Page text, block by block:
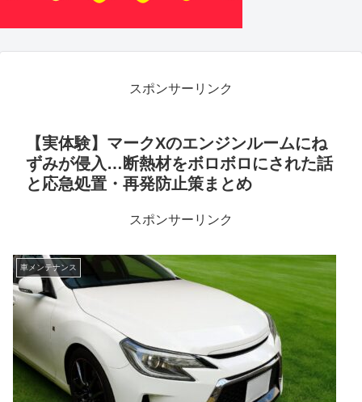
スポンサーリンク
【実体験】マークXのエンジンルームにね
ずみが侵入…断熱材をボロボロにされた話
と応急処置・再発防止策まとめ
スポンサーリンク
車メンテナンス